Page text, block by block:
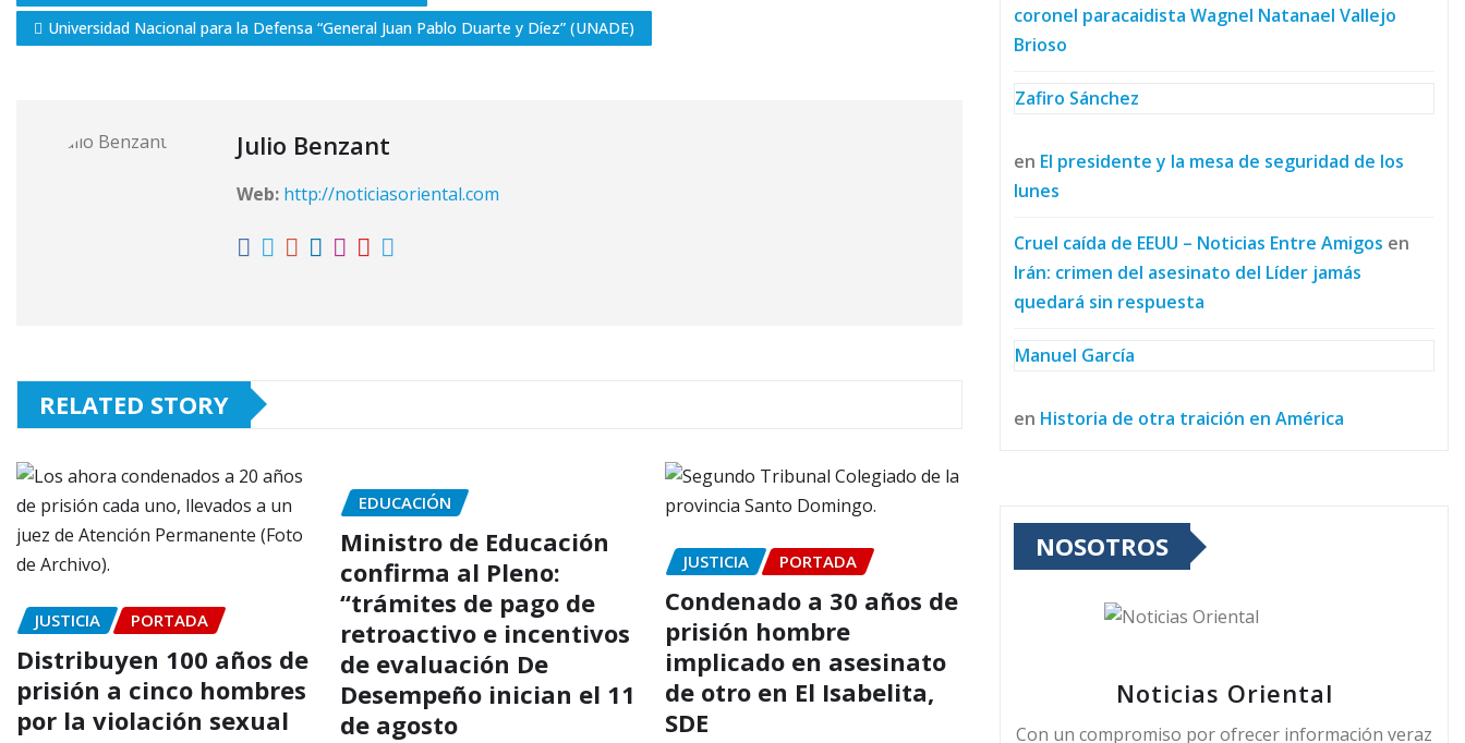
Universidad Nacional para la Defensa “General Juan Pablo Duarte y Díez” (UNADE)
Julio Benzant
Web: http://noticiasoriental.com
RELATED STORY
JUSTICIA PORTADA
Distribuyen 100 años de
prisión a cinco hombres
por la violación sexual
EDUCACIÓN
Ministro de Educación
confirma al Pleno:
“trámites de pago de
retroactivo e incentivos
de evaluación De
Desempeño inician el 11
de agosto
JUSTICIA PORTADA
Condenado a 30 años de
prisión hombre
implicado en asesinato
de otro en El Isabelita,
SDE
coronel paracaidista Wagnel Natanael Vallejo
Brioso
Zafiro Sánchez
en El presidente y la mesa de seguridad de los
lunes
Cruel caída de EEUU – Noticias Entre Amigos en
Irán: crimen del asesinato del Líder jamás
quedará sin respuesta
Manuel García
en Historia de otra traición en América
NOSOTROS
Noticias Oriental
Con un compromiso por ofrecer información veraz